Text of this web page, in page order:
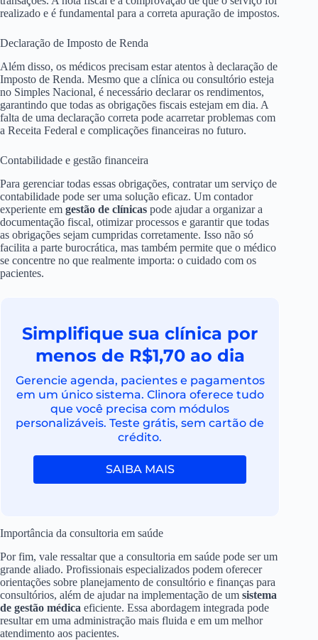
realizado e é fundamental para a correta apuração de impostos.
Declaração de Imposto de Renda
Além disso, os médicos precisam estar atentos à declaração de
Imposto de Renda. Mesmo que a clínica ou consultório esteja
no Simples Nacional, é necessário declarar os rendimentos,
garantindo que todas as obrigações fiscais estejam em dia. A
falta de uma declaração correta pode acarretar problemas com
a Receita Federal e complicações financeiras no futuro.
Contabilidade e gestão financeira
Para gerenciar todas essas obrigações, contratar um serviço de
contabilidade pode ser uma solução eficaz. Um contador
experiente em gestão de clínicas pode ajudar a organizar a
documentação fiscal, otimizar processos e garantir que todas
as obrigações sejam cumpridas corretamente. Isso não só
facilita a parte burocrática, mas também permite que o médico
se concentre no que realmente importa: o cuidado com os
pacientes.
Simplifique sua clínica por
menos de R$1,70 ao dia
Gerencie agenda, pacientes e pagamentos
em um único sistema. Clinora oferece tudo
que você precisa com módulos
personalizáveis. Teste grátis, sem cartão de
crédito.
SAIBA MAIS
Importância da consultoria em saúde
Por fim, vale ressaltar que a consultoria em saúde pode ser um
grande aliado. Profissionais especializados podem oferecer
orientações sobre planejamento de consultório e finanças para
consultórios, além de ajudar na implementação de um sistema
de gestão médica eficiente. Essa abordagem integrada pode
resultar em uma administração mais fluida e em um melhor
atendimento aos pacientes.